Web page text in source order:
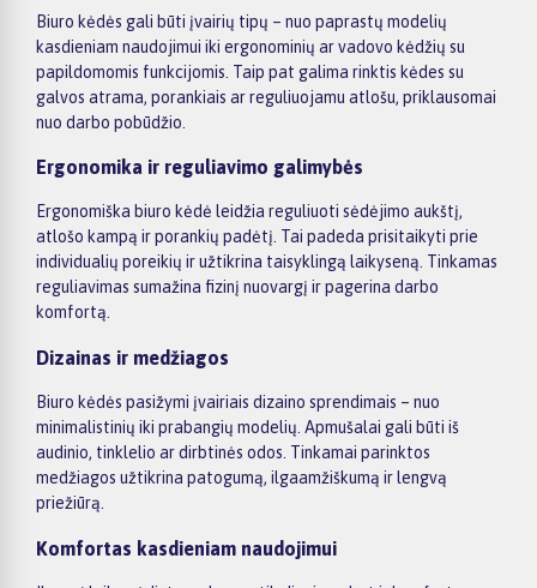
Biuro kėdės gali būti įvairių tipų – nuo paprastų modelių
kasdieniam naudojimui iki ergonominių ar vadovo kėdžių su
papildomomis funkcijomis. Taip pat galima rinktis kėdes su
galvos atrama, porankiais ar reguliuojamu atlošu, priklausomai
nuo darbo pobūdžio.
Ergonomika ir reguliavimo galimybės
Ergonomiška biuro kėdė leidžia reguliuoti sėdėjimo aukštį,
atlošo kampą ir porankių padėtį. Tai padeda prisitaikyti prie
individualių poreikių ir užtikrina taisyklingą laikyseną. Tinkamas
reguliavimas sumažina fizinį nuovargį ir pagerina darbo
komfortą.
Dizainas ir medžiagos
Biuro kėdės pasižymi įvairiais dizaino sprendimais – nuo
minimalistinių iki prabangių modelių. Apmušalai gali būti iš
audinio, tinklelio ar dirbtinės odos. Tinkamai parinktos
medžiagos užtikrina patogumą, ilgaamžiškumą ir lengvą
priežiūrą.
Komfortas kasdieniam naudojimui